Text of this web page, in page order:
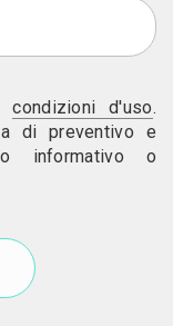
condizioni d'uso.
di preventivo e
informativo o